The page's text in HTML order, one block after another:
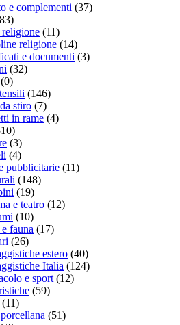
e complementi (37)
(11)
religione (14)
e documenti (3)
(32)
(0)
(146)
stiro (7)
in rame (4)
(3)
(4)
pubblicitarie (11)
(148)
(19)
e teatro (12)
(10)
fauna (17)
(26)
estero (40)
Italia (124)
e sport (12)
(59)
(11)
(51)